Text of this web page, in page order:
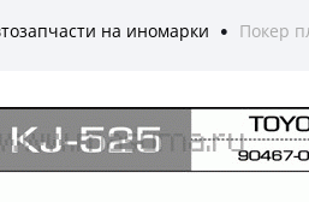
на иномарки ● Покер